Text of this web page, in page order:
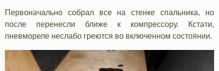
Первоначально собрал все на стенке спальника, но
после перенесли ближе к компрессору. Кстати,
пневмореле неслабо греются во включенном состоянии.